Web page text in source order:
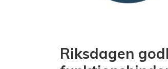
Riksdagen